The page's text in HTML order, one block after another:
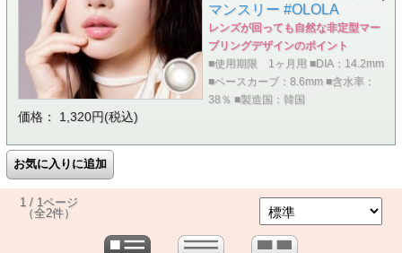
マンスリー #OLOLA
レンズが回っても自然な非定型マー
ブリングデザインのポイント
■使用期限 1ヶ月用 ■DIA：14.2mm
■ベースカーブ：8.6mm ■含水率：
38％ ■製造国：韓国
価格： 1,320円(税込)
1 / 1ページ
（全2件）